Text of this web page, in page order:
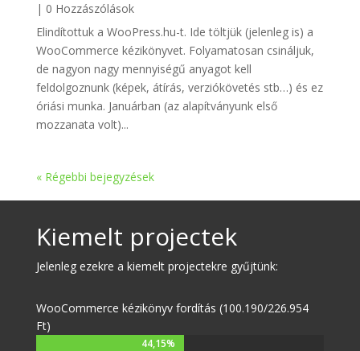
| 0 Hozzászólások
Elindítottuk a WooPress.hu-t. Ide töltjük (jelenleg is) a
WooCommerce kézikönyvet. Folyamatosan csináljuk,
de nagyon nagy mennyiségű anyagot kell
feldolgoznunk (képek, átírás, verziókövetés stb…) és ez
óriási munka. Januárban (az alapítványunk első
mozzanata volt)...
« Régebbi bejegyzések
Kiemelt projectek
Jelenleg ezekre a kiemelt projectekre gyűjtünk:
WooCommerce kézikönyv fordítás (100.190/226.954
Ft)
44,15%